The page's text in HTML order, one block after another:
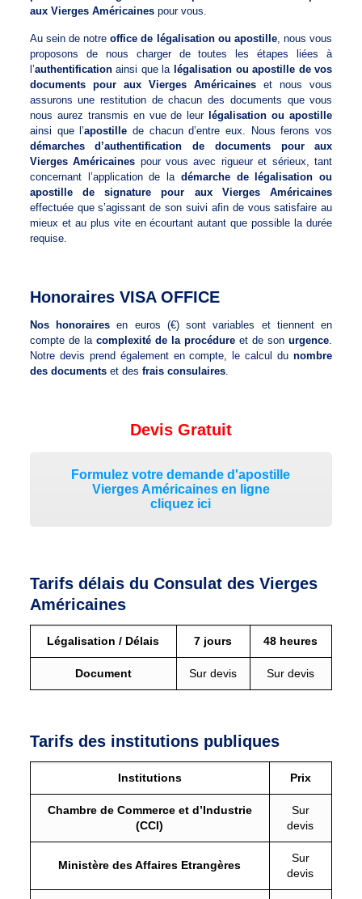
aux Vierges Américainespour vous.
Au sein de notreoffice de légalisation ou apostille, nous vous
proposons de nous charger de toutes les étapes liées à
l’authentificationainsi que la légalisation ou apostille de vos
documents pour aux Vierges Américaines et nous vous
assurons une restitution de chacun des documents que vous
nous aurez transmis en vue de leur légalisation ou apostille
ainsi que l’apostille de chacun d’entre eux. Nous ferons vos
démarches d’authentification de documents pour aux
Vierges Américaines pour vous avec rigueur et sérieux, tant
concernant l’application de la démarche de légalisation ou
apostille de signature pour aux Vierges Américaines
effectuée que s’agissant de son suivi afin de vous satisfaire au
mieux et au plus vite en écourtant autant que possible la durée
requise.
Honoraires VISA OFFICE
Nos honoraires en euros (€) sont variables et tiennent en
compte de la complexité de la procédure et de sonurgence.
Notre devis prend également en compte, le calcul dunombre
des documents et des frais consulaires.
Devis Gratuit
Formulez votre demande d'apostille
Vierges Américaines en ligne
cliquez ici
Tarifs délais du Consulat des Vierges
Américaines
Légalisation / Délais 7 jours 48 heures
Document Sur devis Sur devis
Tarifs des institutions publiques
Institutions Prix
Chambre de Commerce et d’Industrie
(CCI)
Sur
devis
Ministère des Affaires Etrangères
Sur
devis